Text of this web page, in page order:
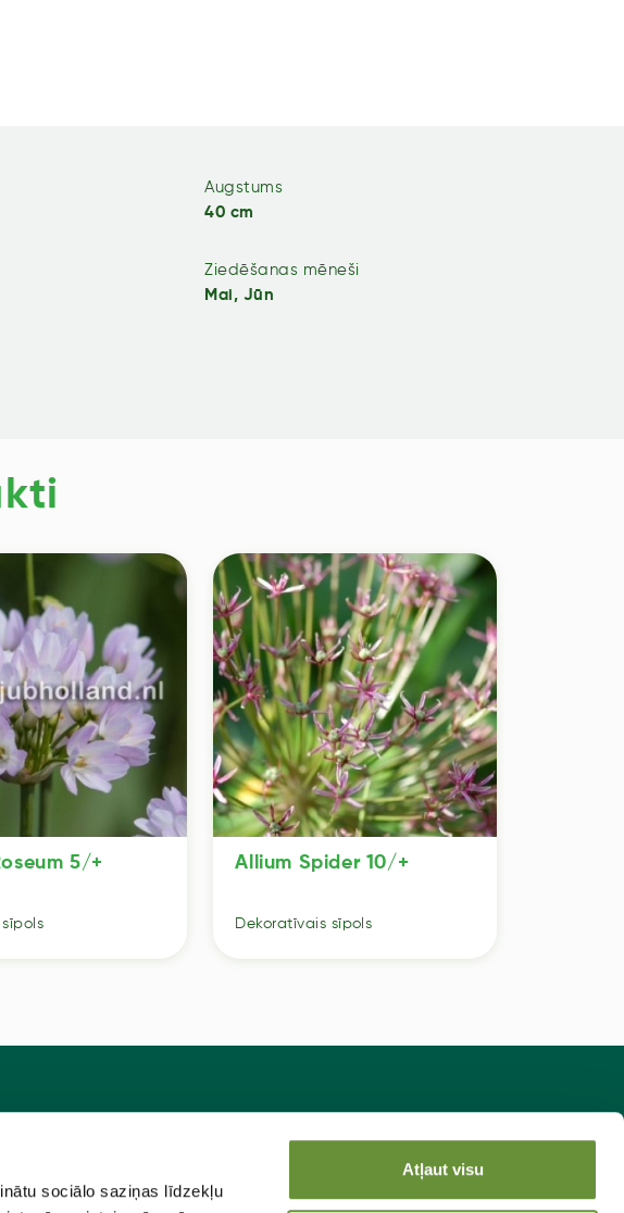
sociālo saziņas līdzekļu
Atļaut visu
Augstums
40 cm
Ziedēšanas mēneši
Mai, Jūn
5/+ Allium Spider 10/+
Dekoratīvais sīpols